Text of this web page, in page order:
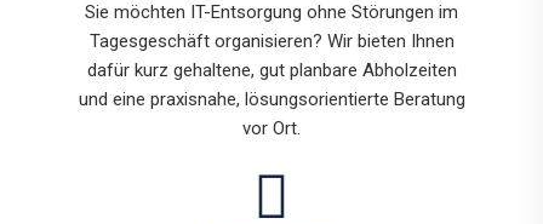
Sie möchten IT-Entsorgung ohne Störungen im
Tagesgeschäft organisieren? Wir bieten Ihnen
dafür kurz gehaltene, gut planbare Abholzeiten
und eine praxisnahe, lösungsorientierte Beratung
vor Ort.